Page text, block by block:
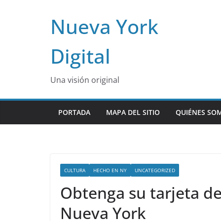
Nueva York
Digital
Una visión original
PORTADA MAPA DEL SITIO QUIÉNES
CULTURA HECHO EN NY UNCATEGORIZED
Obtenga su tarjeta
Nueva York